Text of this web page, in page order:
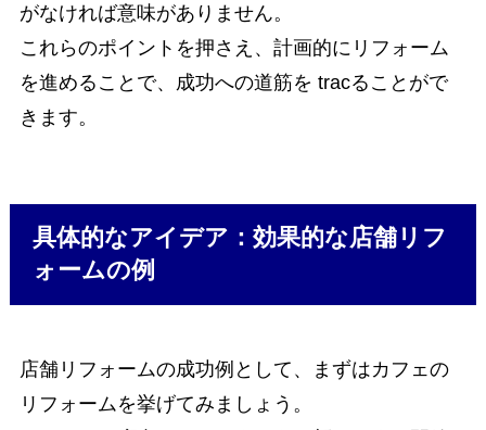
がなければ意味がありません。
これらのポイントを押さえ、計画的にリフォーム
を進めることで、成功への道筋を tracることがで
きます。
具体的なアイデア：効果的な店舗リフ
ォームの例
店舗リフォームの成功例として、まずはカフェの
リフォームを挙げてみましょう。